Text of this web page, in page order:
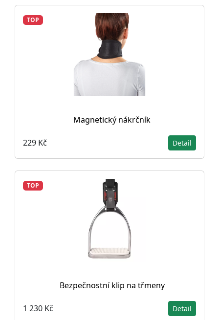
TOP
Magnetický nákrčník
229 Kč Detail
TOP
Bezpečnostní klip na třmeny
1 230 Kč Detail